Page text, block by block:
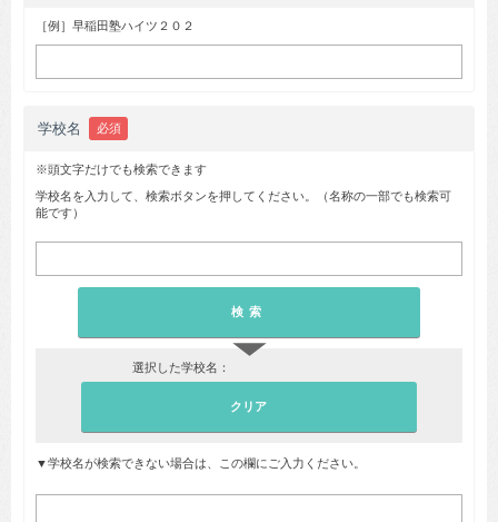
［例］早稲田塾ハイツ２０２
学校名 必須
※頭文字だけでも検索できます
学校名を入力して、検索ボタンを押してください。（名称の一部でも検索可
能です）
選択した学校名：
▼学校名が検索できない場合は、この欄にご入力ください。